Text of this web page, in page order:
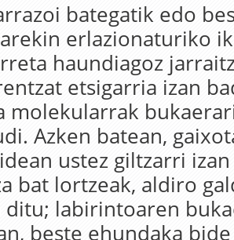
bategatik edo
erlazionaturiko
haundiagoz
etsigarria izan
molekularrak
Azken batean,
ustez giltzarri
bat lortzeak, aldiro
ditu; labirintoaren
beste ehundaka